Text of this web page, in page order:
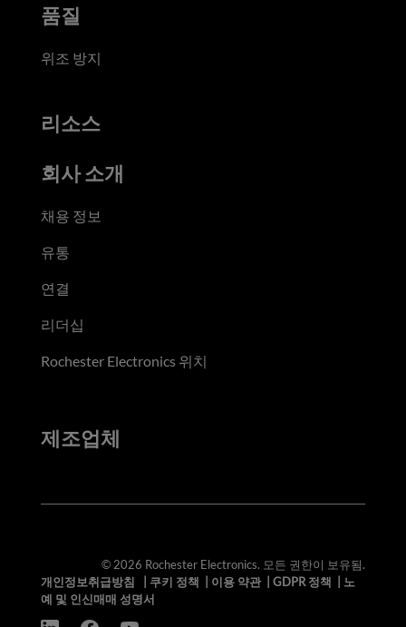
품질
위조 방지
리소스
회사 소개
채용 정보
유통
연결
리더십
Rochester Electronics 위치
제조업체
© 2026 Rochester Electronics. 모든 권한이 보유됨.
개인정보취급방침
쿠키 정책 이용 약관| GDPR 정책
노
예 및 인신매매 성명서